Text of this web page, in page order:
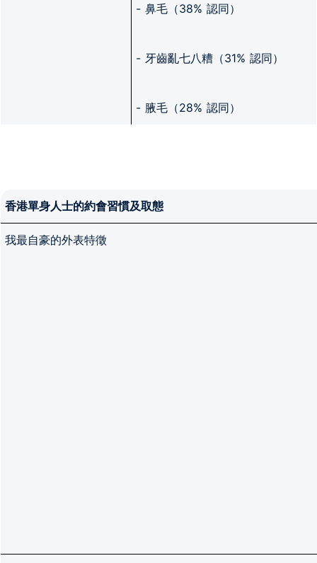
- 鼻毛（38% 認同）
- 牙齒亂七八糟（31% 認同）
- 腋毛（28% 認同）
香港單身人士的約會習慣及取態
我最自豪的外表特徵